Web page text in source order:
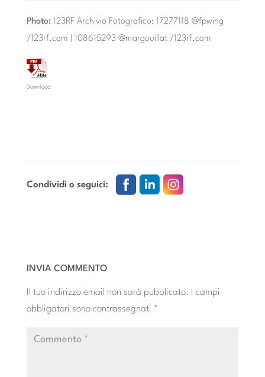
Photo:123RF Archivio Fotografico: 17277118 @fpwing
/123rf.com | 108615293 @margouillat /123rf.com
Download
Condividi o seguici:
INVIA COMMENTO
Il tuo indirizzo email non sarà pubblicato.
I campi
obbligatori sono contrassegnati *